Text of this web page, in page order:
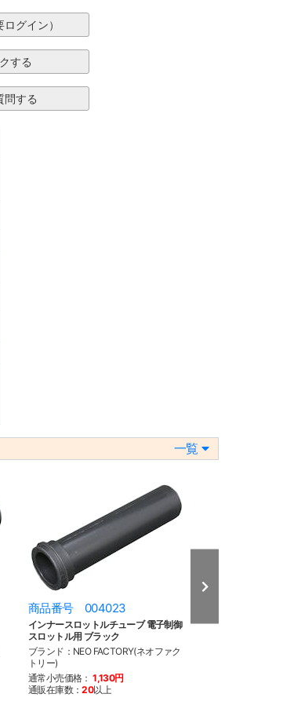
一覧
商品番号 004023
インナースロットルチューブ 電子制御
スロットル用 ブラック
ブランド：NEO FACTORY(ネオファク
トリー)
通常小売価格： 1,130円
通販在庫数：20以上
POSH アクセラ